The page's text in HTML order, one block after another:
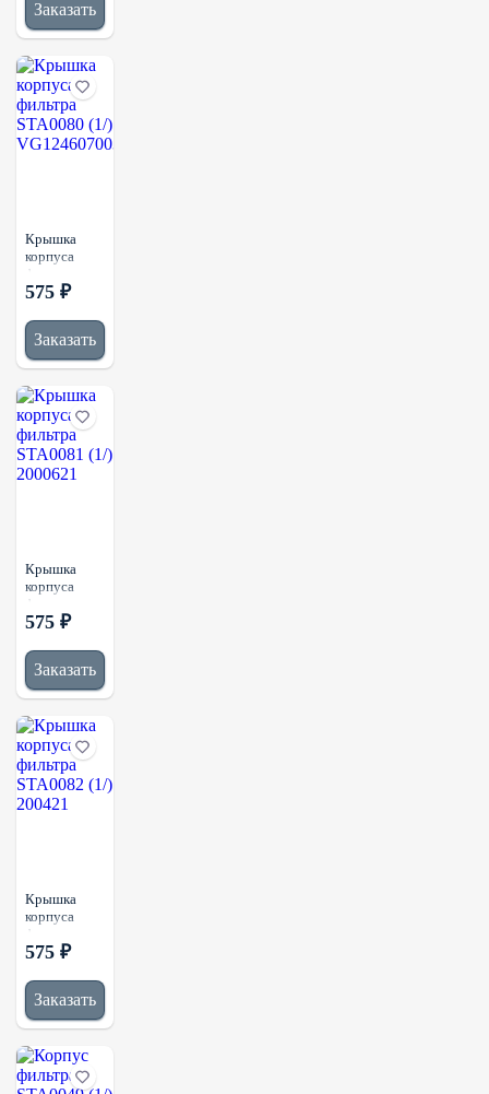
Заказать
Крышка
корпуса
фильтра
STA0080
VG1246070031
575 ₽
Заказать
Крышка
корпуса
фильтра
STA0081
575 ₽
Заказать
Крышка
корпуса
фильтра
STA0082
575 ₽
Заказать